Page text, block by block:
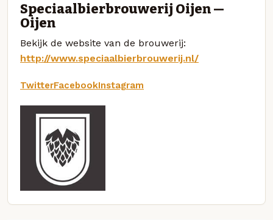
Speciaalbierbrouwerij Oijen —
Oijen
Bekijk de website van de brouwerij:
http://www.speciaalbierbrouwerij.nl/
TwitterFacebookInstagram